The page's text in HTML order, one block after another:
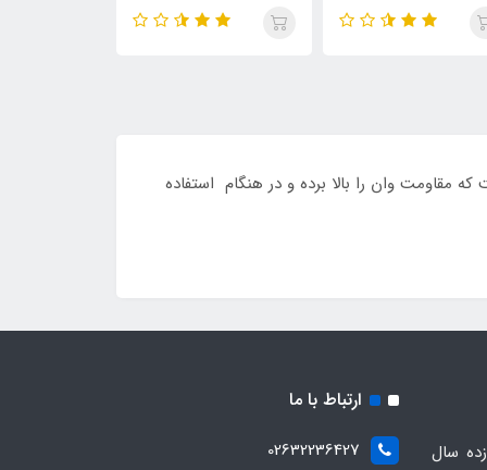
شده است که مقاومت وان را بالا برده و در هنگام استفاده
سال
ارتباط با ما
02632236427